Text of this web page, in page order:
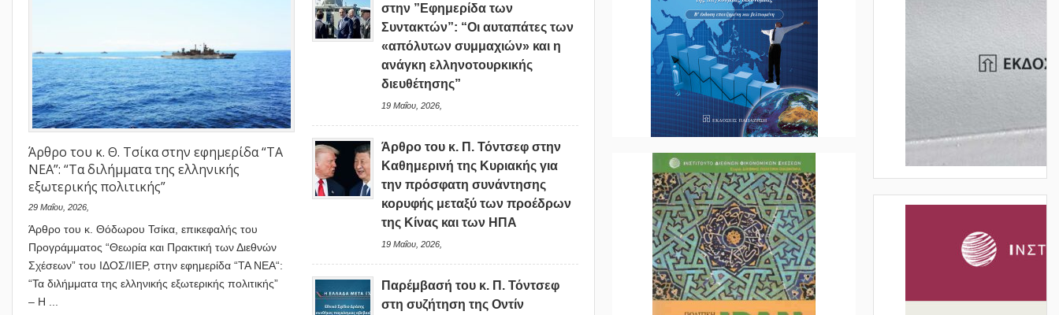
Άρθρο του κ. Θ. Τσίκα στην εφημερίδα “ΤΑ
ΝΕΑ”: “Τα διλήμματα της ελληνικής
εξωτερικής πολιτικής”
29 Μαΐου, 2026,
Άρθρο του κ. Θόδωρου Τσίκα, επικεφαλής του
Προγράμματος “Θεωρία και Πρακτική των Διεθνών
Σχέσεων” του ΙΔΟΣ/ΙΙΕΡ, στην εφημερίδα “ΤΑ ΝΕΑ“:
“Τα διλήμματα της ελληνικής εξωτερικής πολιτικής”
– Η ...
στην ”Εφημερίδα των
Συντακτών”: “Οι αυταπάτες των
«απόλυτων συμμαχιών» και η
ανάγκη ελληνοτουρκικής
διευθέτησης”
19 Μαΐου, 2026,
Άρθρο του κ. Π. Τόντσεφ στην
Καθημερινή της Κυριακής για
την πρόσφατη συνάντησης
κορυφής μεταξύ των προέδρων
της Κίνας και των ΗΠΑ
19 Μαΐου, 2026,
Παρέμβασή του κ. Π. Τόντσεφ
στη συζήτηση της Οντίν